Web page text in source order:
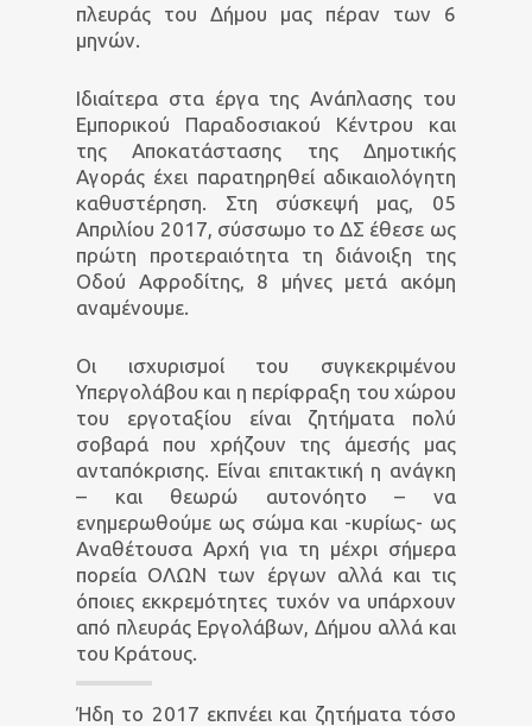
πλευράς του Δήμου μας πέραν των 6
μηνών.
Ιδιαίτερα στα έργα της Ανάπλασης του
Εμπορικού Παραδοσιακού Κέντρου και
της Αποκατάστασης της Δημοτικής
Αγοράς έχει παρατηρηθεί αδικαιολόγητη
καθυστέρηση. Στη σύσκεψή μας, 05
Απριλίου 2017, σύσσωμο το ΔΣ έθεσε ως
πρώτη προτεραιότητα τη διάνοιξη της
Οδού Αφροδίτης, 8 μήνες μετά ακόμη
αναμένουμε.
Οι ισχυρισμοί του συγκεκριμένου
Υπεργολάβου και η περίφραξη του χώρου
του εργοταξίου είναι ζητήματα πολύ
σοβαρά που χρήζουν της άμεσής μας
ανταπόκρισης. Είναι επιτακτική η ανάγκη
– και θεωρώ αυτονόητο – να
ενημερωθούμε ως σώμα και -κυρίως- ως
Αναθέτουσα Αρχή για τη μέχρι σήμερα
πορεία ΟΛΩΝ των έργων αλλά και τις
όποιες εκκρεμότητες τυχόν να υπάρχουν
από πλευράς Εργολάβων, Δήμου αλλά και
του Κράτους.
Ήδη το 2017 εκπνέει και ζητήματα τόσο